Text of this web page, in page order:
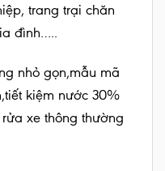
trang trại chăn
đình…..
nhỏ gọn,mẫu mã
kiệm nước 30%
xe thông thường